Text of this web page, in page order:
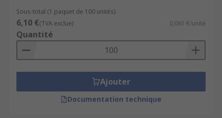
Sous-total (1 paquet de 100 unités)
6,10 €(TVA exclue) 0,061 €/unité
Quantité
Ajouter
Documentation technique